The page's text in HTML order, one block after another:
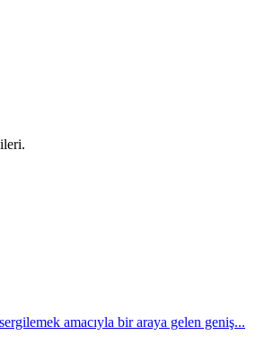
amacıyla bir araya gelen geniş...